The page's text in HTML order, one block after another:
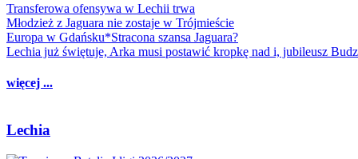
Transferowa ofensywa w Lechii trwa
Młodzież z Jaguara nie zostaje w Trójmieście
Europa w Gdańsku*Stracona szansa Jaguara?
Lechia już świętuje, Arka musi postawić kropkę nad i, jubileusz
więcej ...
Lechia